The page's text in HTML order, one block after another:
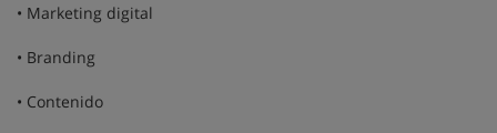
• Marketing digital
• Branding
• Contenido